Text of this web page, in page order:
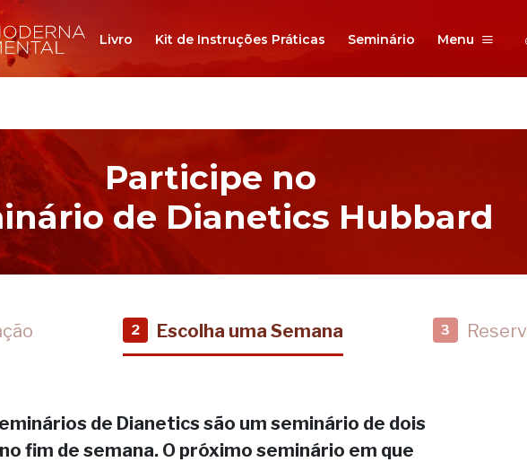
Livro Kit de Instruções Práticas Seminário Menu
Participe no
de Dianetics Hubbard
2 Escolha uma Semana 3
de Dianetics são um seminário de dois
fim de semana. O próximo seminário em que